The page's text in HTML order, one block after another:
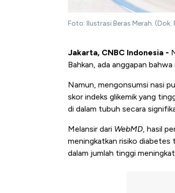
Foto: Ilustrasi Beras Merah. (Dok.
Jakarta, CNBC Indonesia -
Bahkan, ada anggapan
Namun, mengonsumsi nasi
skor indeks glikemik yang
di dalam tubuh secara
Melansir dari WebMD, hasil
meningkatkan risiko diabetes
dalam jumlah tinggi